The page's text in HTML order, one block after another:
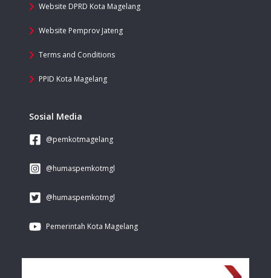
Website DPRD Kota Magelang
Website Pemprov Jateng
Terms and Conditions
PPID Kota Magelang
Sosial Media
@pemkotmagelang
@humaspemkotmgl
@humaspemkotmgl
Pemerintah Kota Magelang